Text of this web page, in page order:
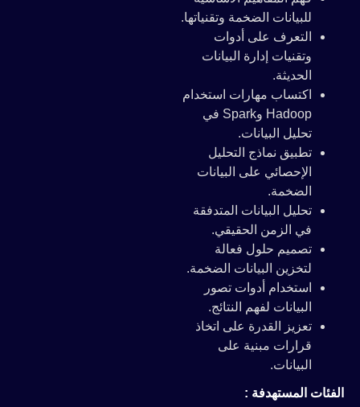
للبيانات الضخمة وتقنياتها.
التعرف على أدوات
وتقنيات إدارة البيانات
الحديثة.
اكتساب مهارات استخدام
Hadoop وSpark في
تحليل البيانات.
تطبيق نماذج التحليل
الإحصائي على البيانات
الضخمة.
تحليل البيانات المتدفقة
في الزمن الحقيقي.
تصميم حلول فعالة
لتخزين البيانات الضخمة.
استخدام أدوات تصور
البيانات لفهم النتائج.
تعزيز القدرة على اتخاذ
قرارات مبنية على
البيانات.
الفئات المستهدفة :